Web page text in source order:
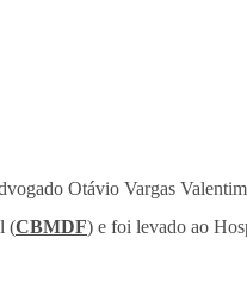
Otávio Vargas
(CBMDF) e foi levado ao